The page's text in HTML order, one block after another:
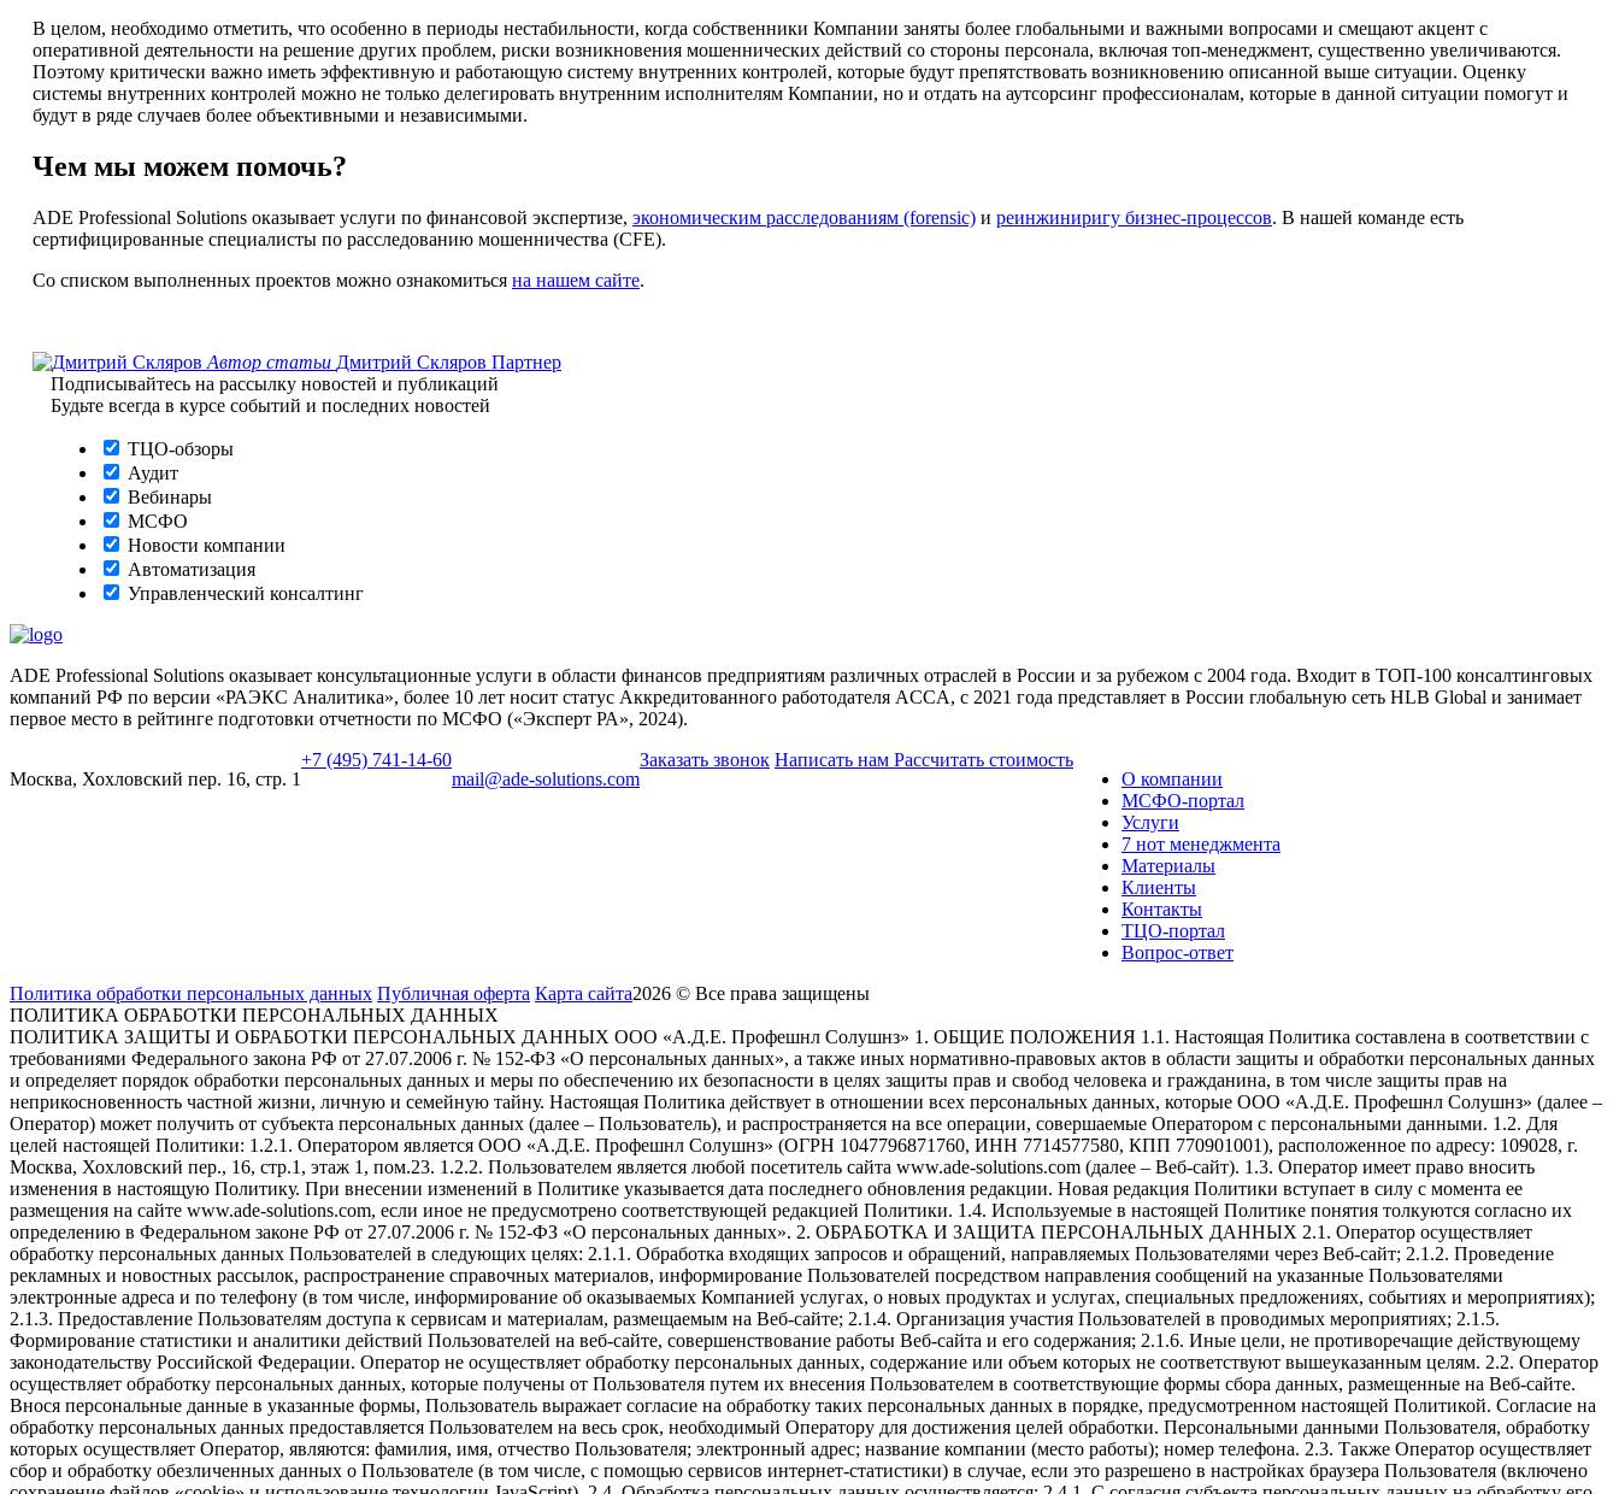
В целом, необходимо отметить, что особенно в периоды нестабильности, когда собственники Компании заняты более глобальными и важными вопросами и смещают акцент с
оперативной деятельности на решение других проблем, риски возникновения мошеннических действий со стороны персонала, включая топ-менеджмент, существенно увеличиваются.
Поэтому критически важно иметь эффективную и работающую систему внутренних контролей, которые будут препятствовать возникновению описанной выше ситуации. Оценку
системы внутренних контролей можно не только делегировать внутренним исполнителям Компании, но и отдать на аутсорсинг профессионалам, которые в данной ситуации помогут и
будут в ряде случаев более объективными и независимыми.
Чем мы можем помочь?
ADE Professional Solutions оказывает услуги по финансовой экспертизе, экономическим расследованиям (forensic) и реинжиниригу бизнес-процессов. В нашей команде есть
сертифицированные специалисты по расследованию мошенничества (CFE).
Со списком выполненных проектов можно ознакомиться на нашем сайте.
Автор статьи Дмитрий Скляров Партнер
Подписывайтесь на рассылку новостей и публикаций
Будьте всегда в курсе событий и последних новостей
ТЦО-обзоры
Аудит
Вебинары
МСФО
Новости компании
Автоматизация
Управленческий консалтинг
ADE Professional Solutions оказывает консультационные услуги в области финансов предприятиям различных отраслей в России и за рубежом с 2004 года. Входит в ТОП-100 консалтинговых
компаний РФ по версии «РАЭКС Аналитика», более 10 лет носит статус Аккредитованного работодателя ACCA, с 2021 года представляет в России глобальную сеть HLB Global и занимает
первое место в рейтинге подготовки отчетности по МСФО («Эксперт РА», 2024).
Москва, Хохловский пер. 16, стр. 1
+7 (495) 741-14-60
mail@ade-solutions.com
Заказать звонок Написать нам Рассчитать стоимость
О компании
МСФО-портал
Услуги
7 нот менеджмента
Материалы
Клиенты
Контакты
ТЦО-портал
Вопрос-ответ
Политика обработки персональных данных Публичная оферта Карта сайта2026 © Все права защищены
ПОЛИТИКА ОБРАБОТКИ ПЕРСОНАЛЬНЫХ ДАННЫХ
ПОЛИТИКА ЗАЩИТЫ И ОБРАБОТКИ ПЕРСОНАЛЬНЫХ ДАННЫХ ООО «А.Д.Е. Профешнл Солушнз» 1. ОБЩИЕ ПОЛОЖЕНИЯ 1.1. Настоящая Политика составлена в соответствии с
требованиями Федерального закона РФ от 27.07.2006 г. № 152-ФЗ «О персональных данных», а также иных нормативно-правовых актов в области защиты и обработки персональных данных
и определяет порядок обработки персональных данных и меры по обеспечению их безопасности в целях защиты прав и свобод человека и гражданина, в том числе защиты прав на
неприкосновенность частной жизни, личную и семейную тайну. Настоящая Политика действует в отношении всех персональных данных, которые ООО «А.Д.Е. Профешнл Солушнз» (далее –
Оператор) может получить от субъекта персональных данных (далее – Пользователь), и распространяется на все операции, совершаемые Оператором с персональными данными. 1.2. Для
целей настоящей Политики: 1.2.1. Оператором является ООО «А.Д.Е. Профешнл Солушнз» (ОГРН 1047796871760, ИНН 7714577580, КПП 770901001), расположенное по адресу: 109028, г.
Москва, Хохловский пер., 16, стр.1, этаж 1, пом.23. 1.2.2. Пользователем является любой посетитель сайта www.ade-solutions.com (далее – Веб-сайт). 1.3. Оператор имеет право вносить
изменения в настоящую Политику. При внесении изменений в Политике указывается дата последнего обновления редакции. Новая редакция Политики вступает в силу с момента ее
размещения на сайте www.ade-solutions.com, если иное не предусмотрено соответствующей редакцией Политики. 1.4. Используемые в настоящей Политике понятия толкуются согласно их
определению в Федеральном законе РФ от 27.07.2006 г. № 152-ФЗ «О персональных данных». 2. ОБРАБОТКА И ЗАЩИТА ПЕРСОНАЛЬНЫХ ДАННЫХ 2.1. Оператор осуществляет
обработку персональных данных Пользователей в следующих целях: 2.1.1. Обработка входящих запросов и обращений, направляемых Пользователями через Веб-сайт; 2.1.2. Проведение
рекламных и новостных рассылок, распространение справочных материалов, информирование Пользователей посредством направления сообщений на указанные Пользователями
электронные адреса и по телефону (в том числе, информирование об оказываемых Компанией услугах, о новых продуктах и услугах, специальных предложениях, событиях и мероприятиях);
2.1.3. Предоставление Пользователям доступа к сервисам и материалам, размещаемым на Веб-сайте; 2.1.4. Организация участия Пользователей в проводимых мероприятиях; 2.1.5.
Формирование статистики и аналитики действий Пользователей на веб-сайте, совершенствование работы Веб-сайта и его содержания; 2.1.6. Иные цели, не противоречащие действующему
законодательству Российской Федерации. Оператор не осуществляет обработку персональных данных, содержание или объем которых не соответствуют вышеуказанным целям. 2.2. Оператор
осуществляет обработку персональных данных, которые получены от Пользователя путем их внесения Пользователем в соответствующие формы сбора данных, размещенные на Веб-сайте.
Внося персональные данные в указанные формы, Пользователь выражает согласие на обработку таких персональных данных в порядке, предусмотренном настоящей Политикой. Согласие на
обработку персональных данных предоставляется Пользователем на весь срок, необходимый Оператору для достижения целей обработки. Персональными данными Пользователя, обработку
которых осуществляет Оператор, являются: фамилия, имя, отчество Пользователя; электронный адрес; название компании (место работы); номер телефона. 2.3. Также Оператор осуществляет
сбор и обработку обезличенных данных о Пользователе (в том числе, с помощью сервисов интернет-статистики) в случае, если это разрешено в настройках браузера Пользователя (включено